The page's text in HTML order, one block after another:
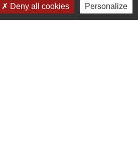
si vous avez subi un
Deny all cookies Personalize